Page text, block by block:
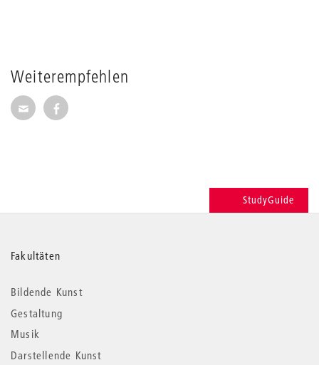
Weiterempfehlen
Seite per E-Mail weiterempfehlen
Seite auf Facebook weiterempfehlen
StudyGuide
Weitere
Informationen
Fakultäten
Bildende Kunst
Gestaltung
Musik
Darstellende Kunst